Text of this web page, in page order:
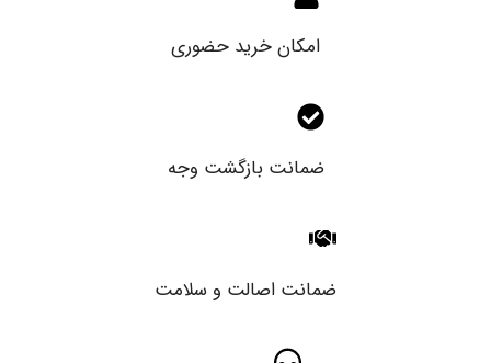
امکان خرید حضوری
ضمانت بازگشت وجه
ضمانت اصالت و سلامت